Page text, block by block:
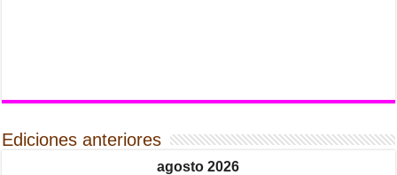
Ediciones anteriores
agosto 2026